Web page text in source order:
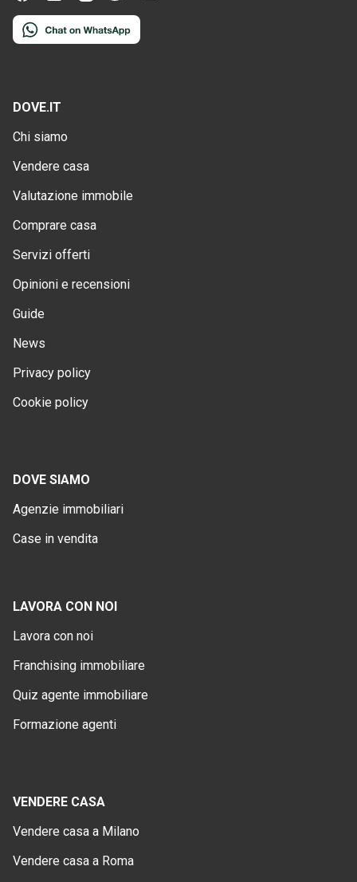
DOVE.IT
Chi siamo
Vendere casa
Valutazione immobile
Comprare casa
Servizi offerti
Opinioni e recensioni
Guide
News
Privacy policy
Cookie policy
DOVE SIAMO
Agenzie immobiliari
Case in vendita
LAVORA CON NOI
Lavora con noi
Franchising immobiliare
Quiz agente immobiliare
Formazione agenti
VENDERE CASA
Vendere casa a Milano
Vendere casa a Roma